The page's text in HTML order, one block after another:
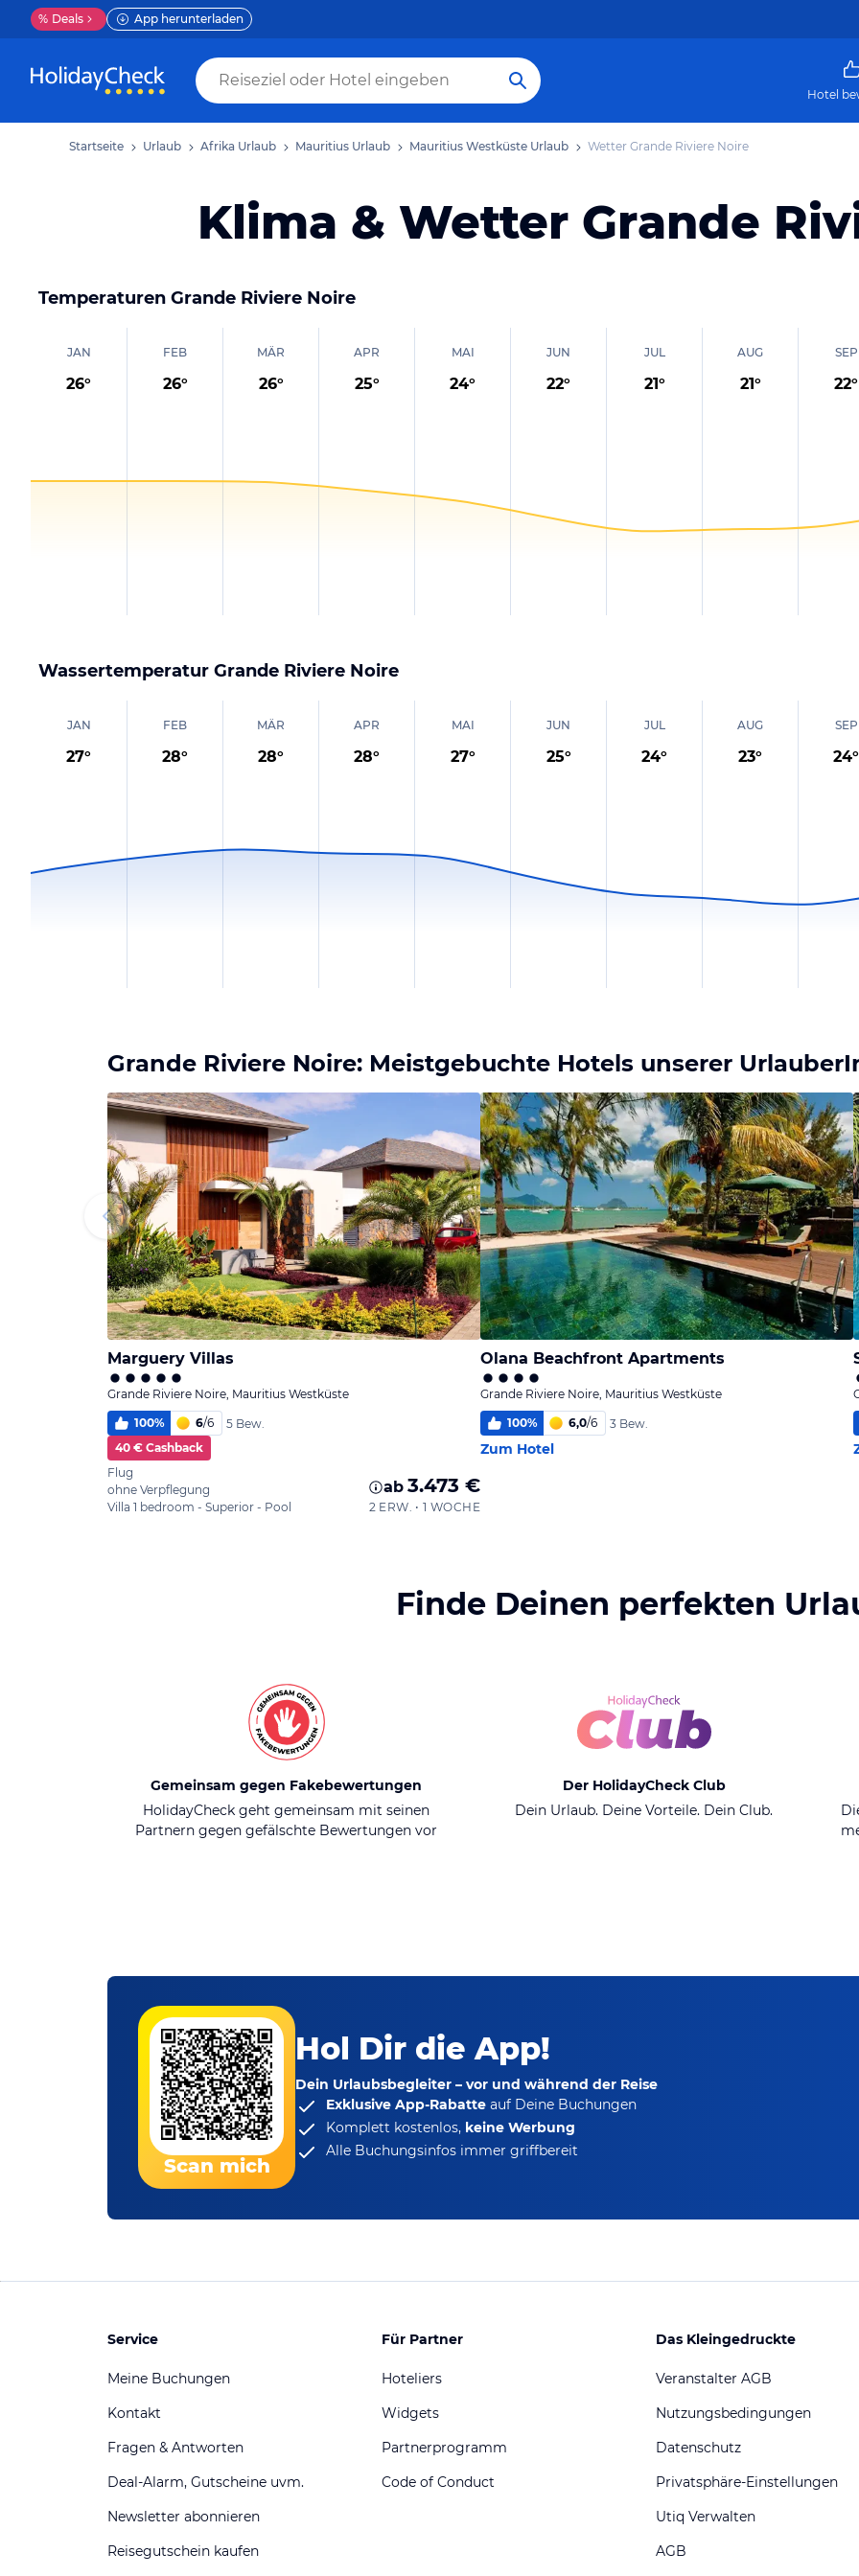
% Deals App herunterladen
Hotel
Startseite Urlaub Afrika Urlaub Mauritius Urlaub Mauritius Westküste Urlaub Wetter Grande Riviere Noire
Klima & Wetter Grande
Temperaturen Grande Riviere Noire
JAN
26°
FEB
26°
MÄR
26°
APR
25°
MAI
24°
JUN
22°
JUL
21°
AUG
21°
SEP
22°
Wassertemperatur Grande Riviere Noire
JAN
27°
FEB
28°
MÄR
28°
APR
28°
MAI
27°
JUN
25°
JUL
24°
AUG
23°
SEP
24°
Grande Riviere Noire: Meistgebuchte Hotels unserer
Marguery Villas
Grande Riviere Noire, Mauritius Westküste
100% 6/6
5 Bew.
40 € Cashback
Flug
ohne Verpflegung
Villa 1 bedroom - Superior - Pool
ab 3.473 €
2 ERW. • 1 WOCHE
Olana Beachfront Apartments
Grande Riviere Noire, Mauritius Westküste
100% 6,0/6 3 Bew.
Zum Hotel
Finde Deinen perfekten
Gemeinsam gegen Fakebewertungen
HolidayCheck geht gemeinsam mit seinen
Partnern gegen gefälschte Bewertungen vor
Der HolidayCheck Club
Dein Urlaub. Deine Vorteile. Dein Club.
Scan mich
Hol Dir die App!
Dein Urlaubsbegleiter – vor und während der Reise
Exklusive App-Rabatte auf Deine Buchungen
Komplett kostenlos, keine Werbung
Alle Buchungsinfos immer griffbereit
Service
Meine Buchungen
Kontakt
Fragen & Antworten
Deal-Alarm, Gutscheine uvm.
Newsletter abonnieren
Reisegutschein kaufen
Für Partner
Hoteliers
Widgets
Partnerprogramm
Code of Conduct
Das Kleingedruckte
Veranstalter AGB
Nutzungsbedingungen
Datenschutz
Privatsphäre-Einstellungen
Utiq Verwalten
AGB